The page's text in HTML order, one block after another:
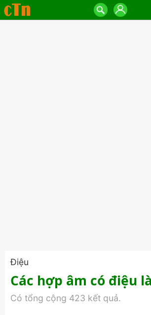
Điệu
Các hợp âm có điệu
Có tổng cộng 423 kết quả.